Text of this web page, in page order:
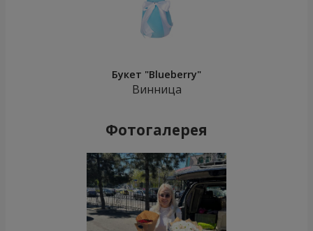
Букет "Blueberry"
Винница
Фотогалерея